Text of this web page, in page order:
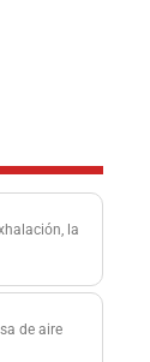
la
de aire